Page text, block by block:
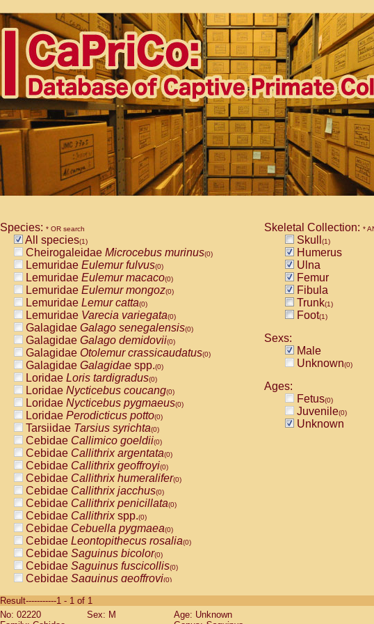
Species: * OR search
All species(1)
Cheirogaleidae Microcebus murinus(0)
Lemuridae Eulemur fulvus(0)
Lemuridae Eulemur macaco(0)
Lemuridae Eulemur mongoz(0)
Lemuridae Lemur catta(0)
Lemuridae Varecia variegata(0)
Galagidae Galago senegalensis(0)
Galagidae Galago demidovii(0)
Galagidae Otolemur crassicaudatus(0)
Galagidae Galagidae spp.(0)
Loridae Loris tardigradus(0)
Loridae Nycticebus coucang(0)
Loridae Nycticebus pygmaeus(0)
Loridae Perodicticus potto(0)
Tarsiidae Tarsius syrichta(0)
Cebidae Callimico goeldii(0)
Cebidae Callithrix argentata(0)
Cebidae Callithrix geoffroyi(0)
Cebidae Callithrix humeralifer(0)
Cebidae Callithrix jacchus(0)
Cebidae Callithrix penicillata(0)
Cebidae Callithrixspp.(0)
Cebidae Cebuella pygmaea(0)
Cebidae Leontopithecus rosalia(0)
Cebidae Saguinus bicolor(0)
Cebidae Saguinus fuscicollis(0)
Cebidae Saguinus geoffroyi(0)
CebidaeSaguinus labiatus(0)
Cebidae Saguinus leucopus (0)
Skeletal Collection: *
Skull (1)
Humerus
Ulna
Femur
Fibula
Trunk(1)
Foot(1)
Sexs:
Male
Unknown(0)
Ages:
Fetus(0)
Juvenile(0)
Unknown
Result-----------1 - 1 of 1
No: 02220
Sex: M
Age: Unknown